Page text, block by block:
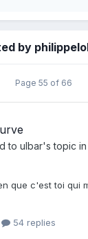
by
Page 55 of 66
to ulbar's topic in
que c'est toi qui
54 replies